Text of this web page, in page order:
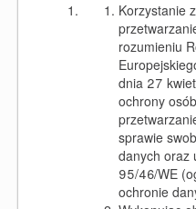
Korzystanie
rozumieniu
dnia 27
ochrony
sprawie
danych oraz
95/46/WE
ochronie